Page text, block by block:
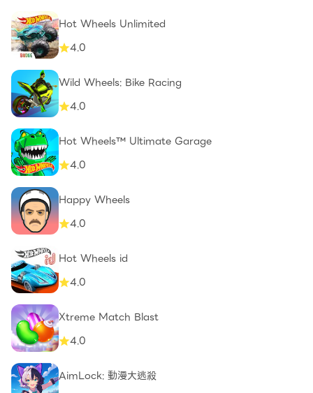
Hot Wheels Unlimited
4.0
Wild Wheels: Bike Racing
4.0
Hot Wheels™ Ultimate Garage
4.0
Happy Wheels
4.0
Hot Wheels id
4.0
Xtreme Match Blast
4.0
AimLock: 動漫大逃殺